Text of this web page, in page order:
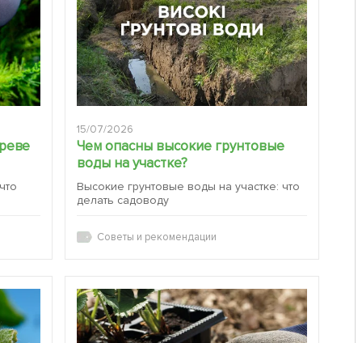
15/07/2026
Чем опасны высокие грунтовые
воды на участке?
Высокие грунтовые воды на участке: что
делать садоводу
Советы и рекомендации